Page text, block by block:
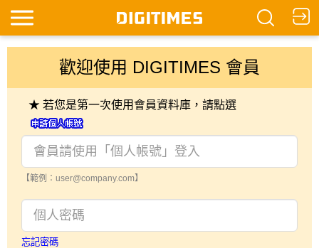
歡迎使用 DIGITIMES 會員
★ 若您是第一次使用會員資料庫，請點選
【範例：user@company.com】
忘記密碼